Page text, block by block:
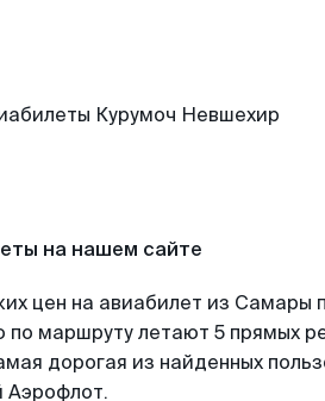
на нашем сайте
цен на авиабилет из Самары
маршруту летают 5 прямых
дорогая из найденных
Аэрофлот.